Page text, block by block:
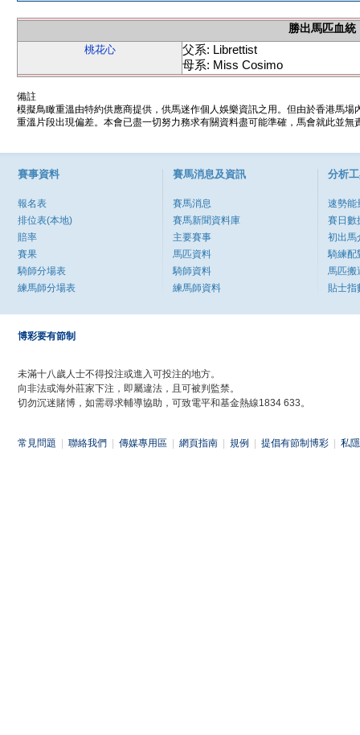
勝出馬匹血統
桃花心
父系: Librettist
母系: Miss Cosimo
備註
模擬鳥瞰重溫由特約供應商提供，供馬迷作個人娛樂資訊之用。但由於香港馬
重溫片段出現偏差。本會已盡一切努力務求有關資料盡可能準確，馬會就此並
賽事資料
報名表
排位表(本地)
賠率
賽果
騎師分場表
練馬師分場表
賽馬消息及資訊
賽馬消息
賽馬新聞資料庫
主要賽事
馬匹資料
騎師資料
練馬師資料
分析
速勢能
賽日數
初出馬
騎練配
馬匹搬
貼士指
博彩要有節制
未滿十八歲人士不得投注或進入可投注的地方。
向非法或海外莊家下注，即屬違法，且可被判監禁。
切勿沉迷賭博，如需尋求輔導協助，可致電平和基金熱線1834 633。
常見問題 聯絡我們 傳媒專用區 網頁指南 規例 提倡有節制博彩 私